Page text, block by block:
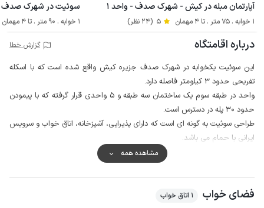
آپارتمان مبله در کیش - شهرک صدف - واحد ۱
1 خوابه . 75 متر . تا 4 مهمان 5 (24 نظر)
سوئیت در شهرک صدف
1 خوابه . 90 متر . تا 4 مهمان
درباره اقامتگاه گزارش خطا
این سوئیت یکخوابه در شهرک صدف جزیره کیش واقع شده است که با اسکله
تفریحی حدود 3 کیلومتر فاصله دارد.
واحد در طبقه سوم یک ساختمان سه طبقه و 5 واحدی قرار گرفته که با پیمودن
حدود 30 پله در دسترس است.
طراحی سوئیت به گونه ای است که دارای پذیرایی، آشپزخانه، اتاق خواب و سرویس
ایرانی با حمام می باشد.
محوطه حیاط ساختمان با دیوار کوتاه محصور شده و میزبان نیز در طبقه همکف
سکونت دارد که دروازه ورودی و حیاط بصورت مشترک استفاده می گردد.
مهمانان گرامی برای تهیه مایحتاج روزانه خود می توانند از سوپرمارکت و نانوایی در
فاصله حدود 300 متری از سوئیت استفاده نمایند، همچنین امکان استفاده از پیک
مشاهده همه
فضای خواب 1 اتاق خواب